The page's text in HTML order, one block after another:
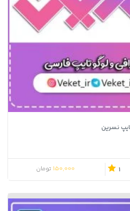
1
150,000 تومان